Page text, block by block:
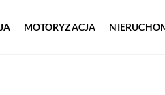
MOTORYZACJA